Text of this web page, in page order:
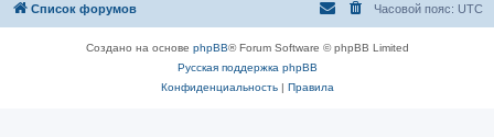
Список форумов Часовой пояс: UTC
Создано на основе phpBB® Forum Software © phpBB Limited
Русская поддержка phpBB
Конфиденциальность| Правила